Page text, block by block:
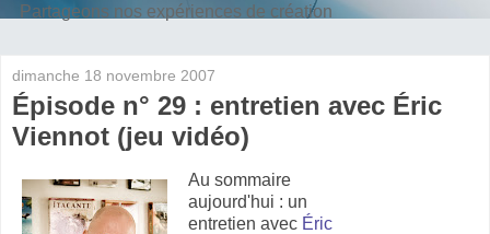
Partageons nos expériences de création
dimanche 18 novembre 2007
Épisode n° 29 : entretien avec Éric
Viennot (jeu vidéo)
Au sommaire
aujourd'hui : un
entretien avec Éric